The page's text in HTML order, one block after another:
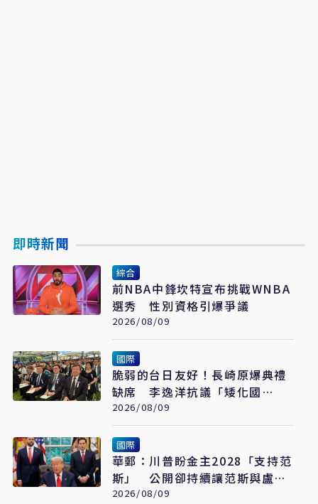
即時新聞
綜合
前NBA中鋒坎特宣布挑戰WNBA
選秀 性別資格引爆爭議
2026/08/09
國際
脆弱的台日友好！長崎原爆典禮
缺席 李逸洋抗議「矮化國
格」：日媒揭長崎特殊安排
2026/08/09
國際
華郵：川普盼金主2028「支持范
斯」 公開卻持續讓范斯與盧比
奧較勁接班
2026/08/09